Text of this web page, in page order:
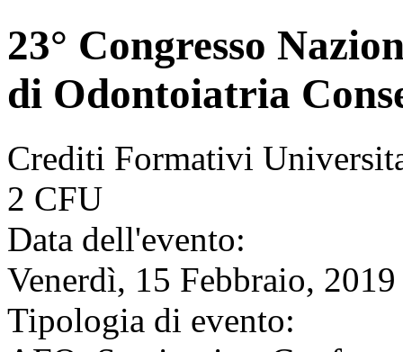
23° Congresso
di Odontoiatria
Crediti Formativi
2 CFU
Data dell'evento:
Venerdì, 15 Febbraio,
Tipologia di evento: